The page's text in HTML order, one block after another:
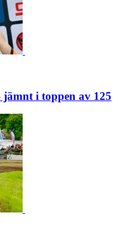
i toppen av 125